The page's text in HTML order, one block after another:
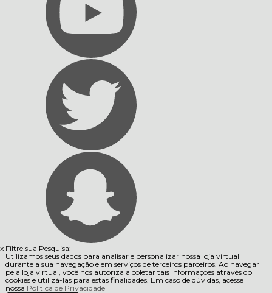
x Filtre sua Pesquisa:
Utilizamos seus dados para analisar e personalizar nossa loja virtual
durante a sua navegação e em serviços de terceiros parceiros. Ao navegar
pela loja virtual, você nos autoriza a coletar tais informações através do
cookies e utilizá-las para estas finalidades. Em caso de dúvidas, acesse
nossa Política de Privacidade